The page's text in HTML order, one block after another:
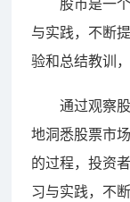
与实践，不断
验和总结教训
通过观察
地洞悉股票市
的过程，投资
习与实践，不